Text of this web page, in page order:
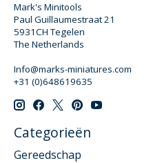
Mark's Minitools
Paul Guillaumestraat 21
5931CH Tegelen
The Netherlands
Info@marks-miniatures.com
+31 (0)648619635
Categorieën
Gereedschap